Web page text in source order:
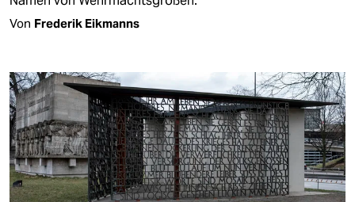
Von Frederik Eikmanns